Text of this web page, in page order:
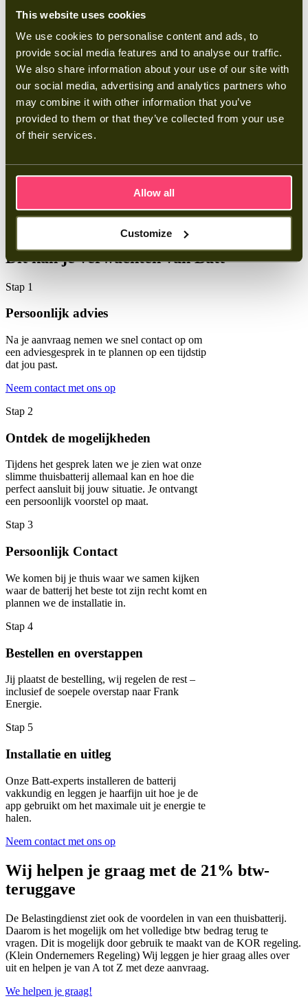
This website uses cookies
We use cookies to personalise content and ads, to
provide social media features and to analyse our traffic.
We also share information about your use of our site with
our social media, advertising and analytics partners who
may combine it with other information that you’ve
provided to them or that they’ve collected from your use
of their services.
Allow all
Customize
Prijs vanaf
Meer weten over deze thuisbatterij
40 kWh Midea thuisbatterij met omvormer
Van advies tot actie:
Dit kan je verwachten van Batt
Stap 1
Persoonlijk advies
Na je aanvraag nemen we snel contact op om
een adviesgesprek in te plannen op een tijdstip
dat jou past.
Neem contact met ons op
Stap 2
Ontdek de mogelijkheden
Tijdens het gesprek laten we je zien wat onze
slimme thuisbatterij allemaal kan en hoe die
perfect aansluit bij jouw situatie. Je ontvangt
een persoonlijk voorstel op maat.
Stap 3
Persoonlijk Contact
We komen bij je thuis waar we samen kijken
waar de batterij het beste tot zijn recht komt en
plannen we de installatie in.
Stap 4
Bestellen en overstappen
Jij plaatst de bestelling, wij regelen de rest –
inclusief de soepele overstap naar Frank
Energie.
Stap 5
Installatie en uitleg
Onze Batt-experts installeren de batterij
vakkundig en leggen je haarfijn uit hoe je de
app gebruikt om het maximale uit je energie te
halen.
Neem contact met ons op
Wij helpen je graag met de 21% btw-
teruggave
De Belastingdienst ziet ook de voordelen in van een thuisbatterij.
Daarom is het mogelijk om het volledige btw bedrag terug te
vragen. Dit is mogelijk door gebruik te maakt van de KOR regeling.
(Klein Ondernemers Regeling) Wij leggen je hier graag alles over
uit en helpen je van A tot Z met deze aanvraag.
We helpen je graag!